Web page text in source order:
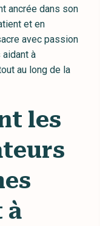
ancrée dans son
et en
avec passion
à
au long de la
les
à